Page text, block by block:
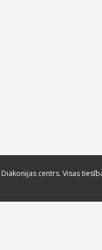
centrs. Visas